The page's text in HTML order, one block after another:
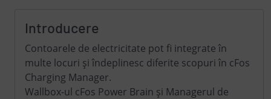
Introducere
Contoarele de electricitate pot fi integrate în
multe locuri și îndeplinesc diferite scopuri în cFos
Charging Manager.
Wallbox-ul cFos Power Brain și Managerul de